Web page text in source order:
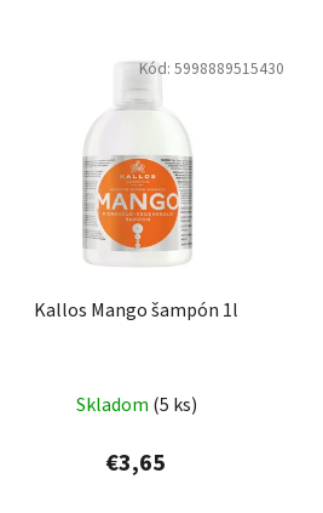
Kallos Mango šampón 1l
Skladom (5 ks)
€3,65
Kód: 5998889515430